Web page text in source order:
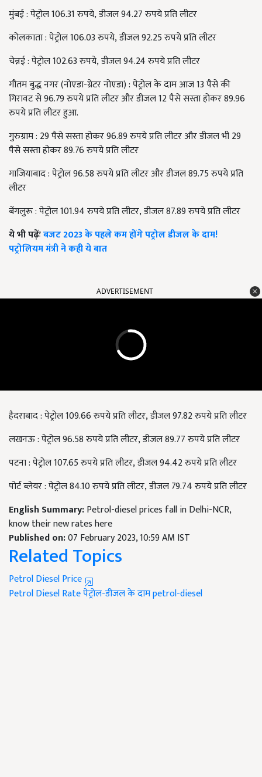
मुंबई:पेट्रोल 106.31 रुपये,डीजल 94.27 रुपये प्रति लीटर
कोलकाता:पेट्रोल 106.03 रुपये,डीजल 92.25 रुपये प्रति लीटर
चेन्नई:पेट्रोल 102.63 रुपये,डीजल 94.24 रुपये प्रति लीटर
गौतम बुद्ध नगर (नोएडा-ग्रेटर नोएडा):पेट्रोल के दाम आज 13 पैसे की
गिरावट से 96.79 रुपये प्रति लीटर और डीजल 12 पैसे सस्ता होकर 89.96
रुपये प्रति लीटर हुआ.
गुरुग्राम: 29 पैसे सस्ता होकर 96.89 रुपये प्रति लीटर और डीजल भी 29
पैसे सस्ता होकर 89.76 रुपये प्रति लीटर
गाजियाबाद:पेट्रोल 96.58 रुपये प्रति लीटर और डीजल 89.75 रुपये प्रति
लीटर
बेंगलुरू:पेट्रोल 101.94 रुपये प्रति लीटर,डीजल 87.89 रुपये प्रति लीटर
ये भी पढ़ेंःबजट 2023 के पहले कम होंगे पट्रोल डीजल के दाम!
पट्रोलियम मंत्री ने कही ये बात
ADVERTISEMENT
हैदराबाद:पेट्रोल 109.66 रुपये प्रति लीटर,डीजल 97.82 रुपये प्रति लीटर
लखनऊ:पेट्रोल 96.58 रुपये प्रति लीटर,डीजल 89.77 रुपये प्रति लीटर
पटना:पेट्रोल 107.65 रुपये प्रति लीटर,डीजल 94.42 रुपये प्रति लीटर
पोर्ट ब्लेयर:पेट्रोल 84.10 रुपये प्रति लीटर,डीजल 79.74 रुपये प्रति लीटर
English Summary:Petrol-diesel prices fall in Delhi-NCR,
know their new rates here
Published on:07 February 2023, 10:59 AM IST
Related Topics
Petrol Diesel Price
Petrol Diesel Rateपेट्रोल-डीजल के दामpetrol-diesel